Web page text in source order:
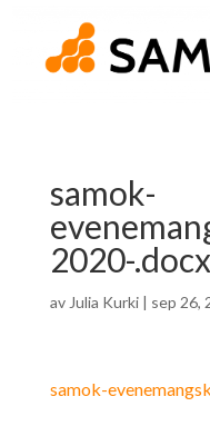
samok-
2020-.docx
av Julia Kurki| sep 26,
samok-